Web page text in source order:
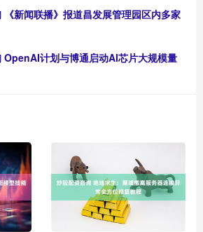
《新闻联播》报道昌发展管理园区内多家
OpenAI计划与博通启动AI芯片大规模量